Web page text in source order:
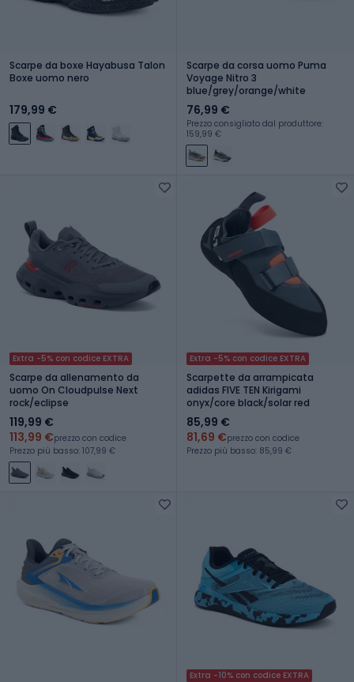
Scarpe da boxe Hayabusa Talon
Boxe uomo nero
179,99 €
Scarpe da corsa uomo Puma
Voyage Nitro 3
blue/grey/orange/white
76,99 €
Prezzo consigliato dal produttore:
159,99 €
Extra -5% con codice EXTRA
Scarpe da allenamento da
uomo On Cloudpulse Next
rock/eclipse
119,99 €
113,99 €prezzo con codice
Prezzo più basso: 107,99 €
Extra -5% con codice EXTRA
Scarpette da arrampicata
adidas FIVE TEN Kirigami
onyx/core black/solar red
85,99 €
81,69 €prezzo con codice
Prezzo più basso: 85,99 €
Extra -10% con codice EXTRA